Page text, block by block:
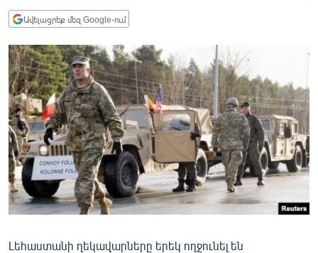
ՂԱՐԱԲԱՂ
ՏԱՐԱԾԱՇՐՋԱՆ
ՄԻՋԱԶԳԱՅԻՆ
ՄՇԱԿՈՒՅԹ
ՍՊՈՐՏ
ՄԵԿՆԱԲԱՆՈՒԹՅՈՒՆ
ՏՏ ԵՒ ԻՆՏԵՐՆԵՏ
ԱՐԽԻՎ
Ավելացրեք մեզ Google-ում
Լեհաստանի ղեկավարները երեկ ողջունել են